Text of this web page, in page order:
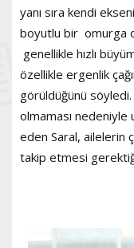
yanı sıra kendi
boyutlu bir omurga
genellikle hızlı
özellikle ergenlik
görüldüğünü söyledi.
olmaması
eden Saral, ailelerin
takip etmesi